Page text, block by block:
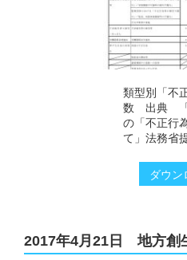
類型別「不
数 出典 「
の「不正行
て」法務省
ダウン
2017年4月21日 地方創